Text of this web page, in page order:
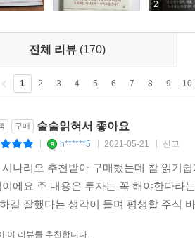
2
전체 리뷰 (170)
1 2 3 4 5 6 7 8 9 10
구매 술술읽혀서 좋아요
h******5 2021-05-21 신고
시나리오 추천받아 구매했는데 참 읽기
이에요 주 내용은 투자는 꼭 해야한다라
길 잘했다는 생각이 들며 평생할 주식
이 리뷰를 추천합니다.